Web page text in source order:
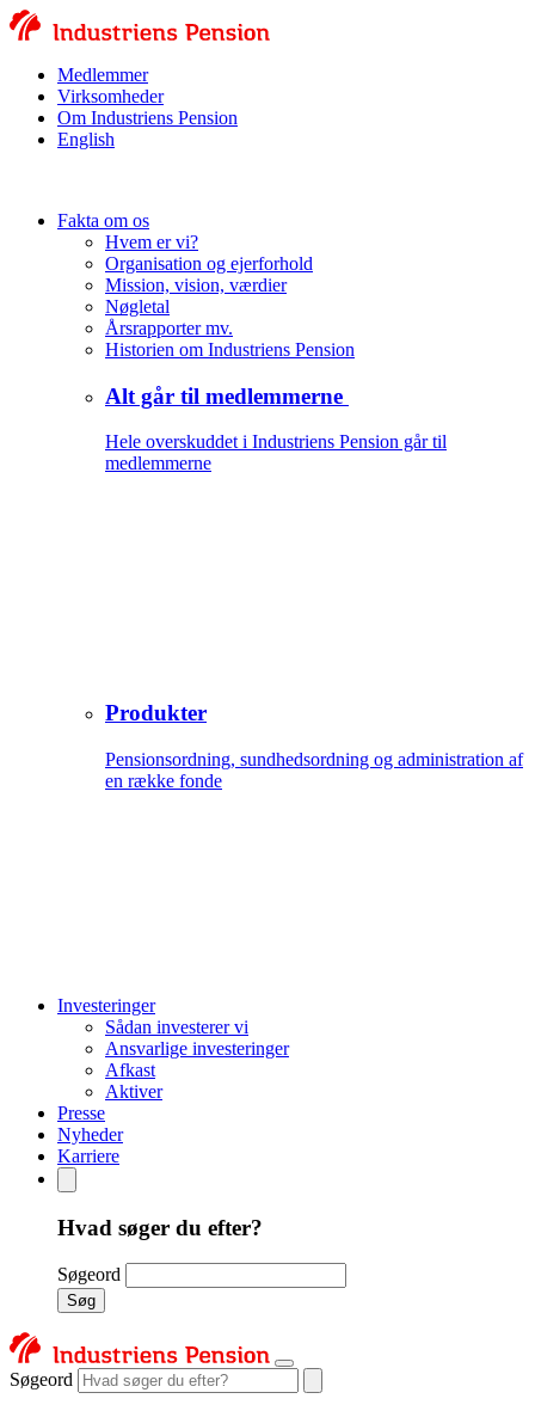
Medlemmer
Virksomheder
Om Industriens Pension
English
Fakta om os
Hvem er vi?
Organisation og ejerforhold
Mission, vision, værdier
Nøgletal
Årsrapporter mv.
Historien om Industriens Pension
Alt går til medlemmerne
Hele overskuddet i Industriens Pension går til
medlemmerne
Produkter
Pensionsordning, sundhedsordning og administration af
en række fonde
Investeringer
Sådan investerer vi
Ansvarlige investeringer
Afkast
Aktiver
Presse
Nyheder
Karriere
Hvad søger du efter?
Søgeord
Søg
Søgeord